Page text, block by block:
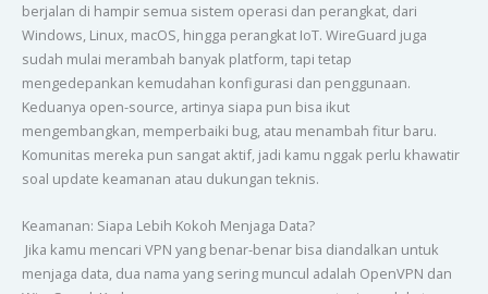
berjalan di hampir semua sistem operasi dan perangkat, dari
Windows, Linux, macOS, hingga perangkat IoT. WireGuard juga
sudah mulai merambah banyak platform, tapi tetap
mengedepankan kemudahan konfigurasi dan penggunaan.
Keduanya open-source, artinya siapa pun bisa ikut
mengembangkan, memperbaiki bug, atau menambah fitur baru.
Komunitas mereka pun sangat aktif, jadi kamu nggak perlu khawatir
soal update keamanan atau dukungan teknis.
Keamanan: Siapa Lebih Kokoh Menjaga Data?
Jika kamu mencari VPN yang benar-benar bisa diandalkan untuk
menjaga data, dua nama yang sering muncul adalah OpenVPN dan